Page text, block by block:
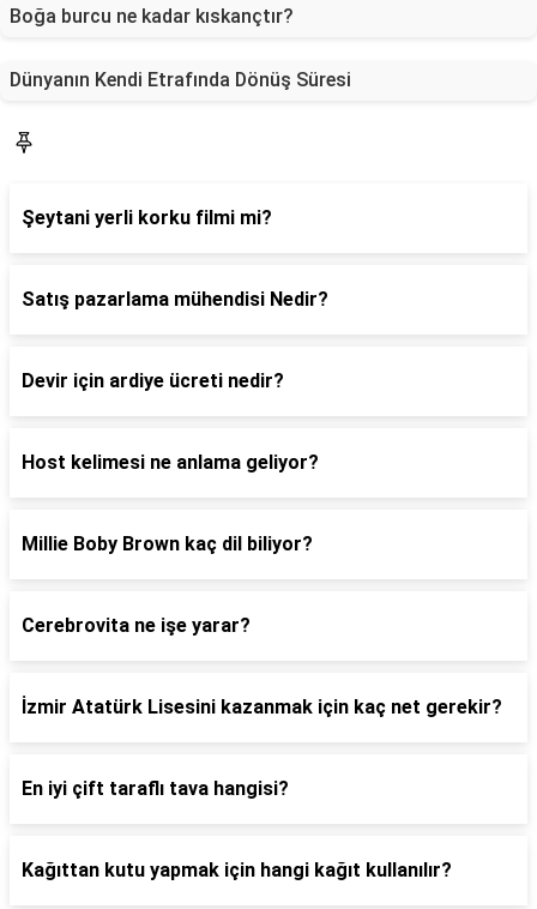
Boğa burcu ne kadar kıskançtır?
Dünyanın Kendi Etrafında Dönüş Süresi
Şeytani yerli korku filmi mi?
Satış pazarlama mühendisi Nedir?
Devir için ardiye ücreti nedir?
Host kelimesi ne anlama geliyor?
Millie Boby Brown kaç dil biliyor?
Cerebrovita ne işe yarar?
İzmir Atatürk Lisesini kazanmak için kaç net gerekir?
En iyi çift taraflı tava hangisi?
Kağıttan kutu yapmak için hangi kağıt kullanılır?